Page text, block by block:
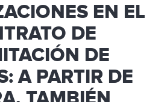
EN EL
DE
DE
A PARTIR DE